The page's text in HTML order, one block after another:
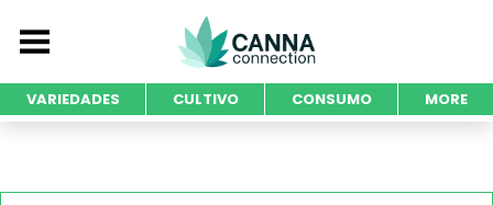
VARIEDADES CULTIVO CONSUMO MORE